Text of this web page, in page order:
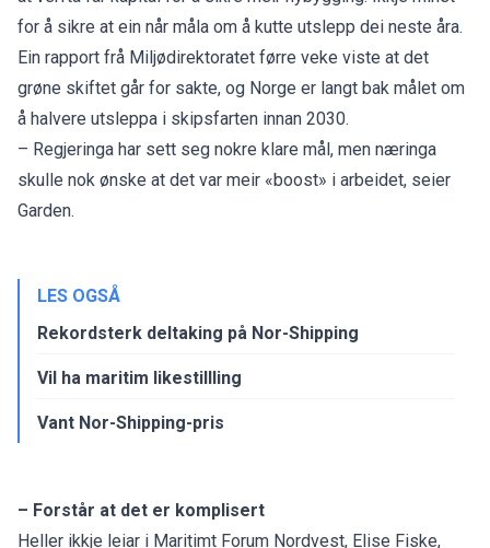
for å sikre at ein når måla om å kutte utslepp dei neste åra.
Ein rapport frå Miljødirektoratet førre veke viste at det
grøne skiftet går for sakte, og Norge er langt bak målet om
å halvere utsleppa i skipsfarten innan 2030.
– Regjeringa har sett seg nokre klare mål, men næringa
skulle nok ønske at det var meir «boost» i arbeidet, seier
Garden.
LES OGSÅ
Rekordsterk deltaking på Nor-Shipping
Vil ha maritim likestillling
Vant Nor-Shipping-pris
– Forstår at det er komplisert
Heller ikkje leiar i Maritimt Forum Nordvest, Elise Fiske,